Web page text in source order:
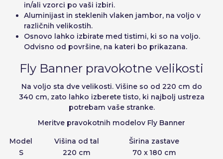
in/ali vzorci po vaši izbiri.
Aluminijast in steklenih vlaken jambor, na voljo v
različnih velikostih.
Osnovo lahko izbirate med tistimi, ki so na voljo.
Odvisno od površine, na kateri bo prikazana.
Fly Banner pravokotne velikosti
Na voljo sta dve velikosti. Višine so od 220 cm do
340 cm, zato lahko izberete tisto, ki najbolj ustreza
potrebam vaše stranke.
Meritve pravokotnih modelov Fly Banner
Model Višina od tal
Širina zastave
S
220 cm
70 x 180 cm